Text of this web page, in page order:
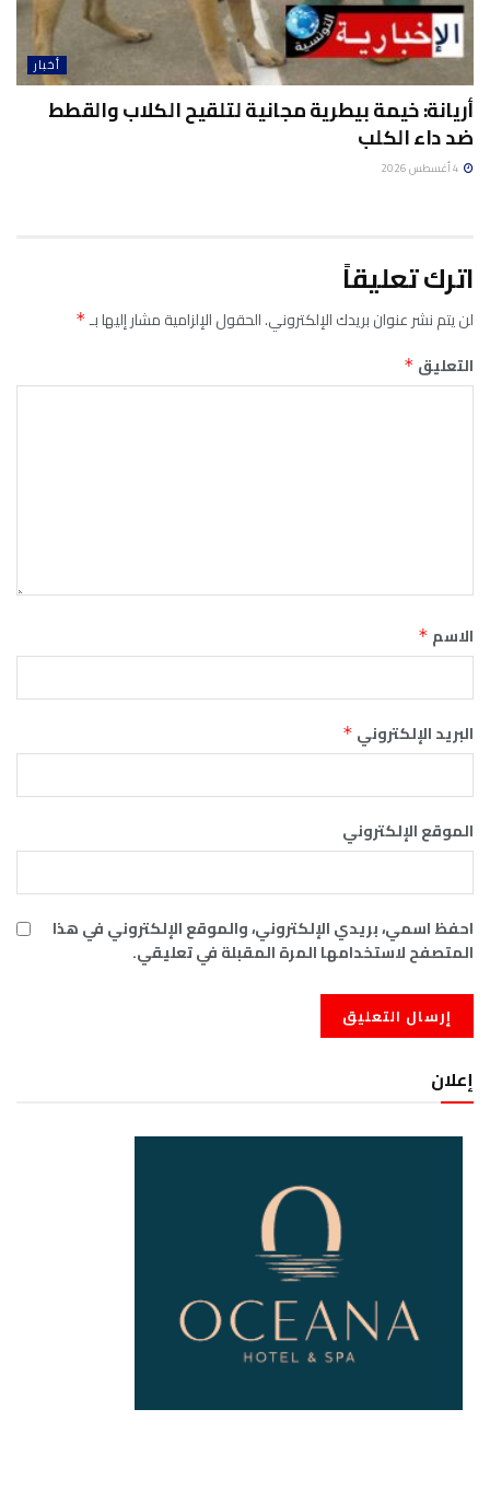
أخبار
أريانة: خيمة بيطرية مجانية لتلقيح الكلاب والقطط
ضد داء الكلب
اترك تعليقاً
لن يتم نشر عنوان بريدك الإلكتروني.الحقول الإلزامية مشار إليها بـ*
التعليق *
الاسم *
البريد الإلكتروني *
الموقع الإلكتروني
احفظ اسمي، بريدي الإلكتروني، والموقع الإلكتروني في هذا
المتصفح لاستخدامها المرة المقبلة في تعليقي.
إعلان